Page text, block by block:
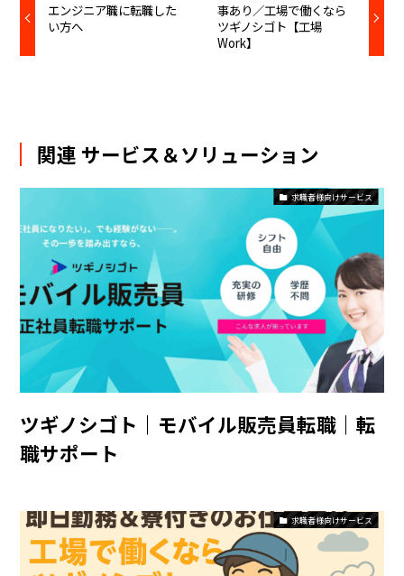
エンジニア職に転職した
い方へ
事あり／工場で働くなら
ツギノシゴト【工場
Work】
関連 サービス＆ソリューション
求職者様向けサービス
ツギノシゴト｜モバイル販売員転職｜転
職サポート
求職者様向けサービス